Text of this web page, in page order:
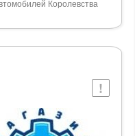
Королевства